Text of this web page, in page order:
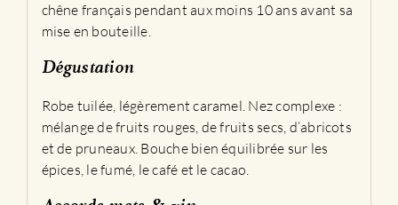
chêne français pendant aux moins 10 ans avant sa
mise en bouteille.
Dégustation
Robe tuilée, légèrement caramel. Nez complexe :
mélange de fruits rouges, de fruits secs, d’abricots
et de pruneaux. Bouche bien équilibrée sur les
épices, le fumé, le café et le cacao.